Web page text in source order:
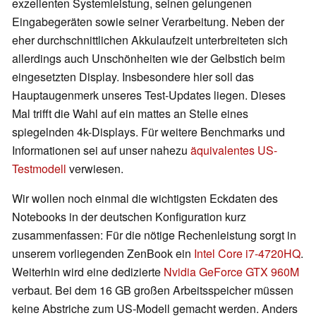
exzellenten Systemleistung, seinen gelungenen
Eingabegeräten sowie seiner Verarbeitung. Neben der
eher durchschnittlichen Akkulaufzeit unterbreiteten sich
allerdings auch Unschönheiten wie der Gelbstich beim
eingesetzten Display. Insbesondere hier soll das
Hauptaugenmerk unseres Test-Updates liegen. Dieses
Mal trifft die Wahl auf ein mattes an Stelle eines
spiegelnden 4k-Displays. Für weitere Benchmarks und
Informationen sei auf unser nahezu äquivalentes US-
Testmodell verwiesen.
Wir wollen noch einmal die wichtigsten Eckdaten des
Notebooks in der deutschen Konfiguration kurz
zusammenfassen: Für die nötige Rechenleistung sorgt in
unserem vorliegenden ZenBook ein Intel Core i7-4720HQ.
Weiterhin wird eine dedizierte Nvidia GeForce GTX 960M
verbaut. Bei dem 16 GB großen Arbeitsspeicher müssen
keine Abstriche zum US-Modell gemacht werden. Anders